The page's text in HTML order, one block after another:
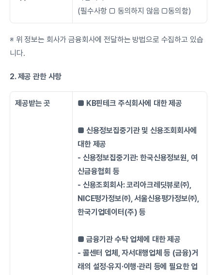
(필수사항 □ 동의하지 않음 □동의함)
※ 위 정보는 회사가 금융회사에 전달하는 방법으로 수집하고 있습
니다.
2. 제공 관한 사항
제공받는 곳 ■ KB핀테크 주식회사에 대한 제공
■ 신용정보집중기관 및 신용조회회사에
대한 제공
- 신용정보집중기관: 한국신용정보원, 여
신금융협회 등
- 신용조회회사: 코리아크레딧뷰로㈜,
NICE평가정보㈜, 서울신용평가정보㈜,
한국기업데이터(주) 등
■ 금융기관 수탁 업체에 대한 제공
- 콜센터 업체, 자서대행업체 등 (금융)거
래의 설정·유지·이행·관리 등에 필요한 업